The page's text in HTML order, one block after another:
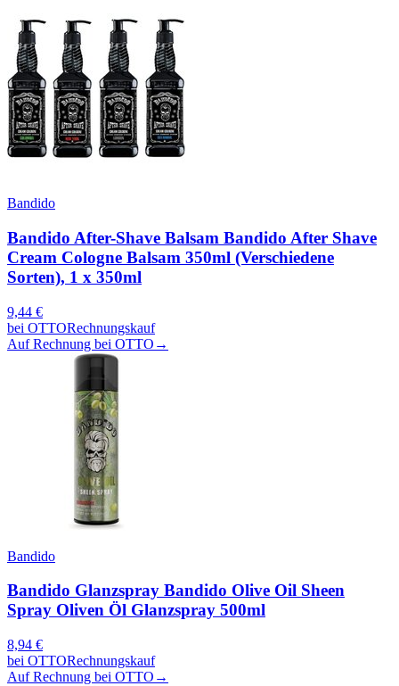
Bandido
Bandido After-Shave Balsam Bandido After Shave
Cream Cologne Balsam 350ml (Verschiedene
Sorten), 1 x 350ml
9,44 €
bei OTTORechnungskauf
Auf Rechnung bei OTTO →
Bandido
Bandido Glanzspray Bandido Olive Oil Sheen
Spray Oliven Öl Glanzspray 500ml
8,94 €
bei OTTORechnungskauf
Auf Rechnung bei OTTO →